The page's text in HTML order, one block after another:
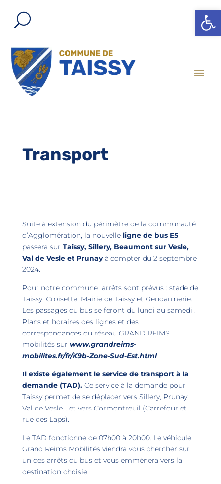
Ouvrir
Transport
Suite à extension du périmètre de la communauté
d’Agglomération, la nouvelleligne de bus E5
passera sur Taissy, Sillery, Beaumont sur Vesle,
Val de Vesle et Prunayà compter du 2 septembre
2024.
Pour notre commune arrêts sont prévus : stade de
Taissy, Croisette, Mairie de Taissy et Gendarmerie.
Les passages du bus se feront du lundi au samedi .
Plans et horaires des lignes et des
correspondances du réseau GRAND REIMS
mobilités sur www.grandreims-
mobilites.fr/fr/K9b-Zone-Sud-Est.html
Il existe également le service de transport à la
demande (TAD).Ce service à la demande pour
Taissy permet de se déplacer vers Sillery, Prunay,
Val de Vesle… et vers Cormontreuil (Carrefour et
rue des Laps).
Le TAD fonctionne de 07h00 à 20h00. Le véhicule
Grand Reims Mobilités viendra vous chercher sur
un des arrêts du bus et vous emmènera vers la
destination choisie.